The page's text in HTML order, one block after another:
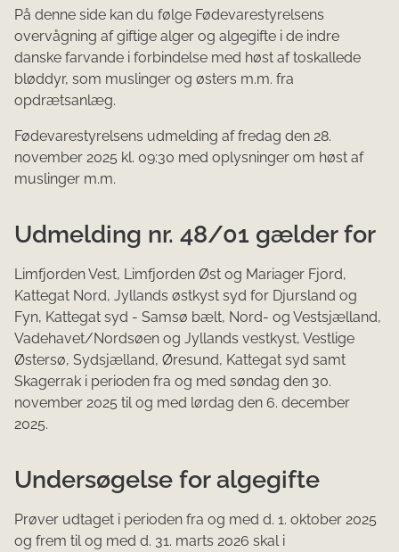
På denne side kan du følge Fødevarestyrelsens
overvågning af giftige alger og algegifte i de indre
danske farvande i forbindelse med høst af toskallede
blødd​yr, som muslinger og østers m.m. fra
opdrætsanlæg.
Fødevarestyrelsens udmelding af fredag den 28.
november 2025 kl. 09:30 med oplysninger om høst af
muslinger m.m.
Udmelding nr. 48/01 gælder for
Limfjorden Vest, Limfjorden Øst og Mariager Fjord,
Kattegat Nord, Jyllands østkyst syd for Djursland og
Fyn, Kattegat syd - Samsø bælt, Nord- og Vestsjælland,
Vadehavet/Nordsøen og Jyllands vestkyst, Vestlige
Østersø, Sydsjælland, Øresund, Kattegat syd samt
Skagerrak i perioden fra og med søndag den 30.
november 2025 til og med lørdag den 6. december
2025.
Undersøgelse for algegifte
Prøver udtaget i perioden fra og med d. 1. oktober 2025
og frem til og med d. 31. marts 2026 skal i